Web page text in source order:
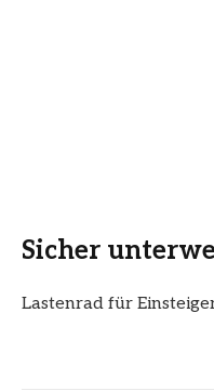
Sicher
Lastenrad für